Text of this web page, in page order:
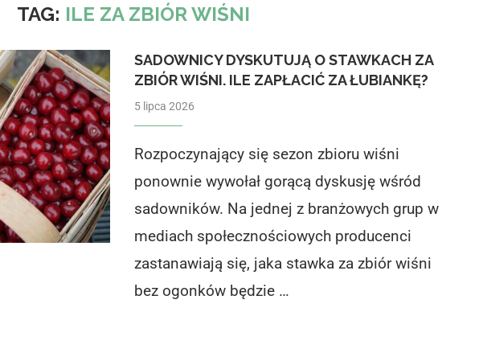
TAG: ILE ZA ZBIÓR WIŚNI
SADOWNICY DYSKUTUJĄ O STAWKACH ZA
ZBIÓR WIŚNI. ILE ZAPŁACIĆ ZA ŁUBIANKĘ?
5 lipca 2026
Rozpoczynający się sezon zbioru wiśni
ponownie wywołał gorącą dyskusję wśród
sadowników. Na jednej z branżowych grup w
mediach społecznościowych producenci
zastanawiają się, jaka stawka za zbiór wiśni
bez ogonków będzie …